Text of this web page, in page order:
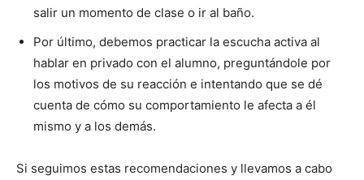
salir un momento de clase o ir al baño.
Por último, debemos practicar la escucha activa al
hablar en privado con el alumno, preguntándole por
los motivos de su reacción e intentando que se dé
cuenta de cómo su comportamiento le afecta a él
mismo y a los demás.
Si seguimos estas recomendaciones y llevamos a cabo